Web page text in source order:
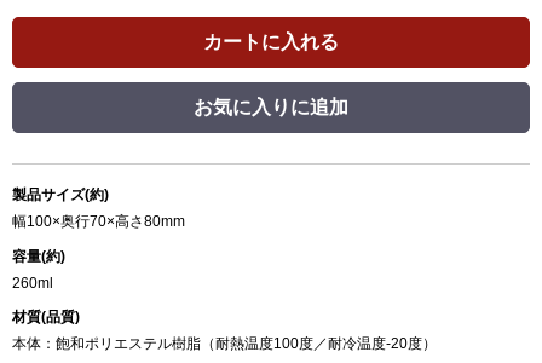
カートに入れる
お気に入りに追加
製品サイズ(約)
幅100×奥行70×高さ80mm
容量(約)
260ml
材質(品質)
本体：飽和ポリエステル樹脂（耐熱温度100度／耐冷温度-20度）